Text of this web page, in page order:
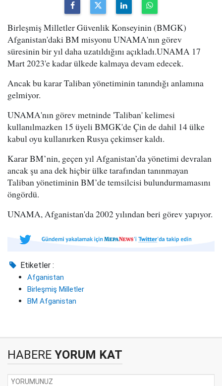
Birleşmiş Milletler Güvenlik Konseyinin (BMGK)
Afganistan'daki BM misyonu UNAMA'nın görev
süresinin bir yıl daha uzatıldığını açıkladı.UNAMA 17
Mart 2023'e kadar ülkede kalmaya devam edecek.
Ancak bu karar Taliban yönetiminin tanındığı anlamına
gelmiyor.
UNAMA'nın görev metninde 'Taliban' kelimesi
kullanılmazken 15 üyeli BMGK'de Çin de dahil 14 ülke
kabul oyu kullanırken Rusya çekimser kaldı.
Karar BM’nin, geçen yıl Afganistan’da yönetimi devralan
ancak şu ana dek hiçbir ülke tarafından tanınmayan
Taliban yönetiminin BM’de temsilcisi bulundurmamasını
öngördü.
UNAMA, Afganistan'da 2002 yılından beri görev yapıyor.
Etiketler :
Afganistan
Birleşmiş Milletler
BM Afganistan
HABERE YORUM KAT